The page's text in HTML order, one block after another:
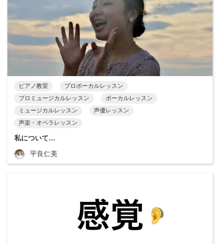
ピアノ教室
プロボーカルレッスン
プロミュージカルレッスン
ボーカルレッスン
ミュージカルレッスン
声優レッスン
声楽・オペラレッスン
私について…
平良仁美